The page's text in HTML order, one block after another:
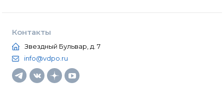
Контакты
Звездный Бульвар, д. 7
info@vdpo.ru